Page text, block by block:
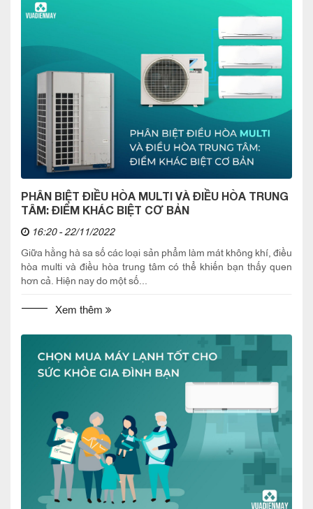
PHÂN BIỆT ĐIỀU HÒA MULTI VÀ ĐIỀU HÒA TRUNG
TÂM: ĐIỂM KHÁC BIỆT CƠ BẢN
16:20 - 22/11/2022
Giữa hằng hà sa số các loại sản phẩm làm mát không khí, điều
hòa multi và điều hòa trung tâm có thể khiến bạn thấy quen
hơn cả. Hiện nay do một số...
Xem thêm